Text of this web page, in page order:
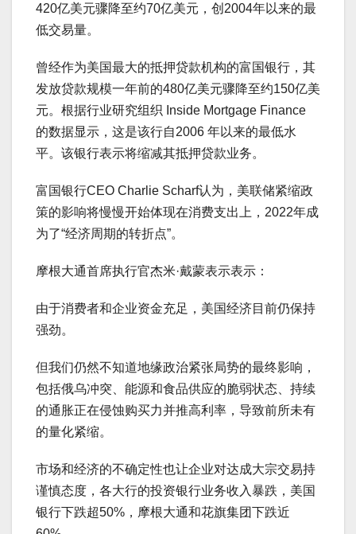
420亿美元骤降至约70亿美元，创2004年以来的最
低交易量。
曾经作为美国最大的抵押贷款机构的富国银行，其
发放贷款规模一年前的480亿美元骤降至约150亿美
元。根据行业研究组织 Inside Mortgage Finance
的数据显示，这是该行自2006 年以来的最低水
平。该银行表示将缩减其抵押贷款业务。
富国银行CEO Charlie Scharf认为，美联储紧缩政
策的影响将慢慢开始体现在消费支出上，2022年成
为了“经济周期的转折点”。
摩根大通首席执行官杰米·戴蒙表示表示：
由于消费者和企业资金充足，美国经济目前仍保持
强劲。
但我们仍然不知道地缘政治紧张局势的最终影响，
包括俄乌冲突、能源和食品供应的脆弱状态、持续
的通胀正在侵蚀购买力并推高利率，导致前所未有
的量化紧缩。
市场和经济的不确定性也让企业对达成大宗交易持
谨慎态度，各大行的投资银行业务收入暴跌，美国
银行下跌超50%，摩根大通和花旗集团下跌近